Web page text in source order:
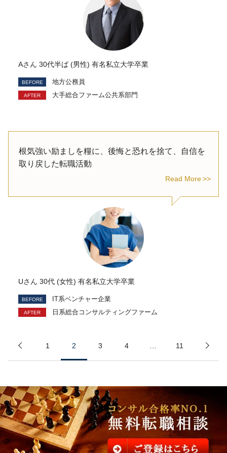
Aさん 30代半ば (男性) 有名私立大学卒業
地方公務員
大手総合ファーム公共系部門
根気強い励ましを糧に、後悔と恐れを捨て、自信を
取り戻した転職活動
Read More
Uさん 30代 (女性) 有名私立大学卒業
IT系ベンチャー企業
日系総合コンサルティングファーム
1 2 3 4 11